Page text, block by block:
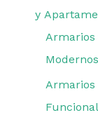
y
Armarios
Armarios